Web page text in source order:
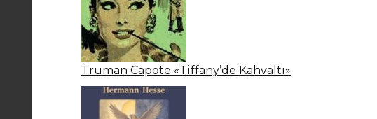
Truman Capote «Tiffany’de Kahvaltı»